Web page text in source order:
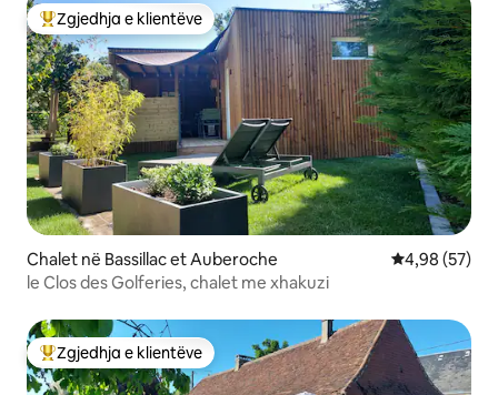
Më të mirat e zgjedhjeve të klientëve
Zgjedhja e klientëve
Chalet në Bassillac et Auberoche Vlerësimi
4,98 (57)
le Clos des Golferies, chalet me xhakuzi
Më të mirat e zgjedhjeve të klientëve
Zgjedhja e klientëve